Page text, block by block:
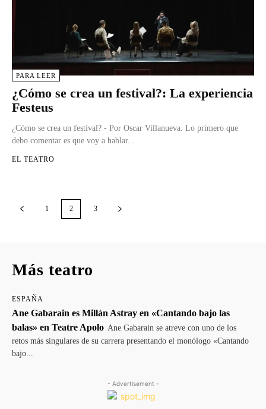
PARA LEER
¿Cómo se crea un festival?: La experiencia
Festeus
¿Cómo se crea un festival? - Por Oscar Villanueva. Lo primero que
debo comentar es que voy a hablar...
EL TEATRO
1 2 3
Más teatro
ESPAÑA
Ane Gabarain es Millán Astray en «Cantando bajo las
balas» en Teatre Apolo Ane Gabarain se atreve con uno de los
retos más singulares de su carrera presentando el monólogo «Cantando
bajo...
- Advertisement -